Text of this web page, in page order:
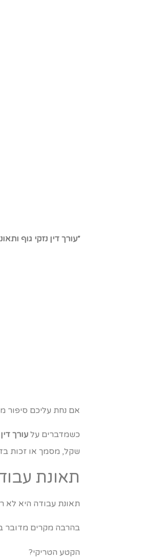
״עורך דין נזקי גוף
אם נחת עליכם סיפור
כשמדברים עלעורך
שקל, מסמך או זכות
תאונת
תאונת עבודה היא לא
בהרבה מקרים מדובר
הקטע הטריקי?